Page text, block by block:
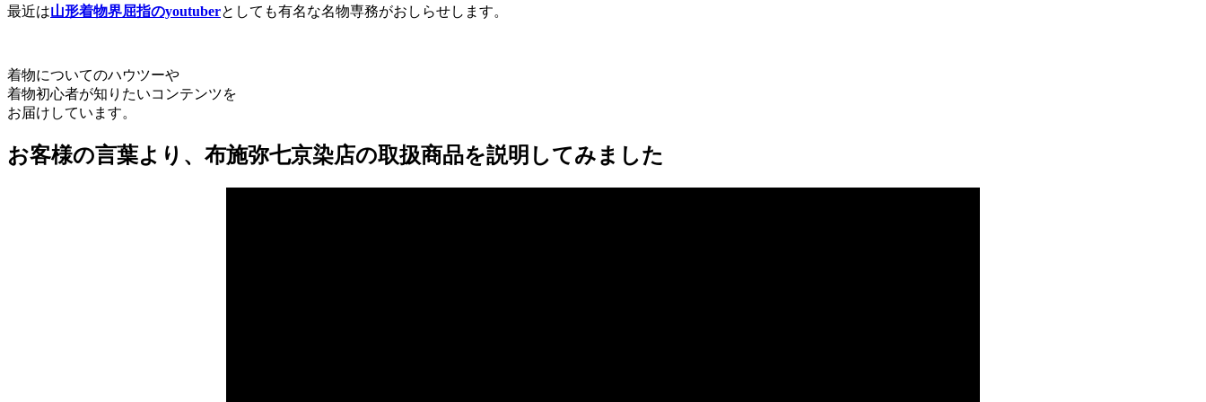
最近は山形着物界屈指のyoutuberとしても有名な名物専務がおしらせします。
着物についてのハウツーや
着物初心者が知りたいコンテンツを
お届けしています。
お客様の言葉より、布施弥七京染店の取扱商品を説明してみました